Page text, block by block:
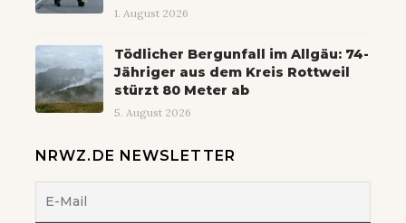
1. August 2026
Tödlicher Bergunfall im Allgäu: 74-
Jähriger aus dem Kreis Rottweil
stürzt 80 Meter ab
5. August 2026
NRWZ.DE NEWSLETTER